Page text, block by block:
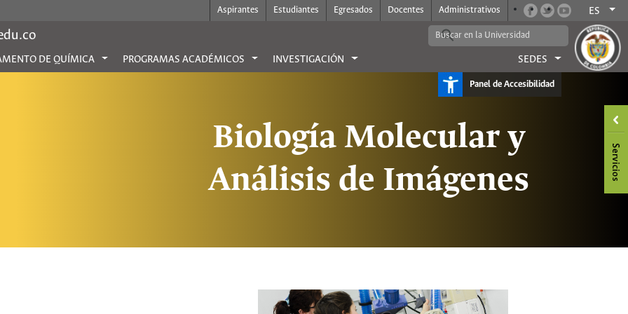
Aspirantes Estudiantes Egresados Docentes Administrativos ES
DE QUÍMICA PROGRAMAS ACADÉMICOS INVESTIGACIÓN SEDES
Panel de Accesibilidad
Biología Molecular y
Análisis de Imágenes